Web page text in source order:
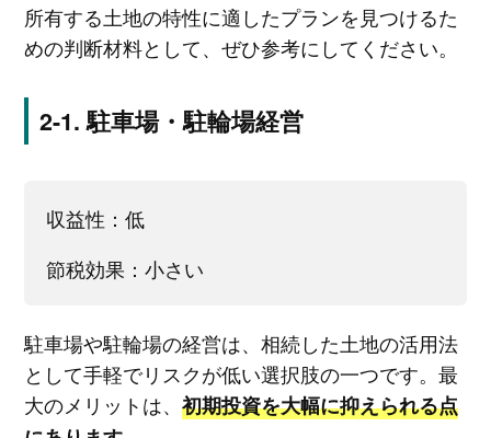
所有する土地の特性に適したプランを見つけるた
めの判断材料として、ぜひ参考にしてください。
駐車場・駐輪場経営
収益性：低
節税効果：小さい
駐車場や駐輪場の経営は、相続した土地の活用法
として手軽でリスクが低い選択肢の一つです。最
大のメリットは、 初期投資を大幅に抑えられる点